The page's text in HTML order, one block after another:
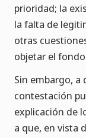
prioridad; la
la falta de
otras
objetar el
Sin embargo, a
contestación
explicación de
a que, en vista